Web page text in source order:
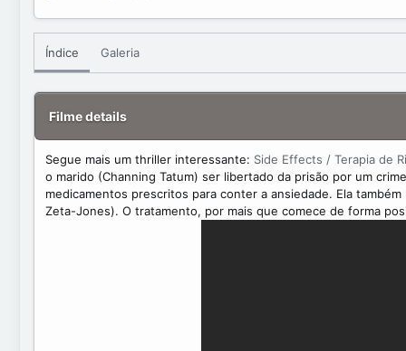
d
d
b
y
e
t
e
d
t
e
Índice Galeria
Filme details
Segue mais um thriller interessante: Side Effects / Terapia de
o marido (Channing Tatum) ser libertado da prisão por um
medicamentos prescritos para conter a ansiedade. Ela
Zeta-Jones). O tratamento, por mais que comece de forma